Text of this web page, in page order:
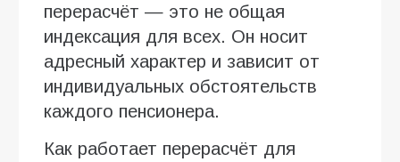
перерасчёт — это не общая
индексация для всех. Он носит
адресный характер и зависит от
индивидуальных обстоятельств
каждого пенсионера.
Как работает перерасчёт для